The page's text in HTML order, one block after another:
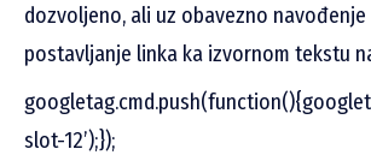
dozvoljeno, ali uz obavezno navođenje
postavljanje linka ka izvornom tekstu
slot-12’);});